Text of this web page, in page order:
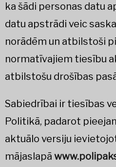
ka šādi personas datu
datu apstrādi veic
norādēm un atbilstoši
normatīvajiem tiesību
atbilstošu drošības
Sabiedrībai ir tiesības
Politikā, padarot
aktuālo versiju
mājaslapā